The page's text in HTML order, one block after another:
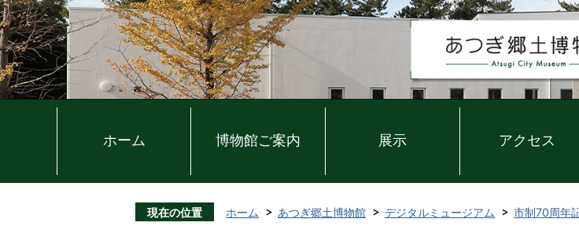
ホーム 博物館ご案内 展示 アクセス
現在の位置 ホーム あつぎ郷土博物館 デジタルミュージアム 市制70周年